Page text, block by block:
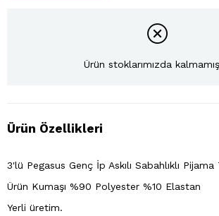
Ürün stoklarımızda
Ürün Özellikleri
3'lü Pegasus Genç İp Askılı Sabahlıklı Pijama
Ürün Kumaşı %90 Polyester %10 Elastan
Yerli üretim.